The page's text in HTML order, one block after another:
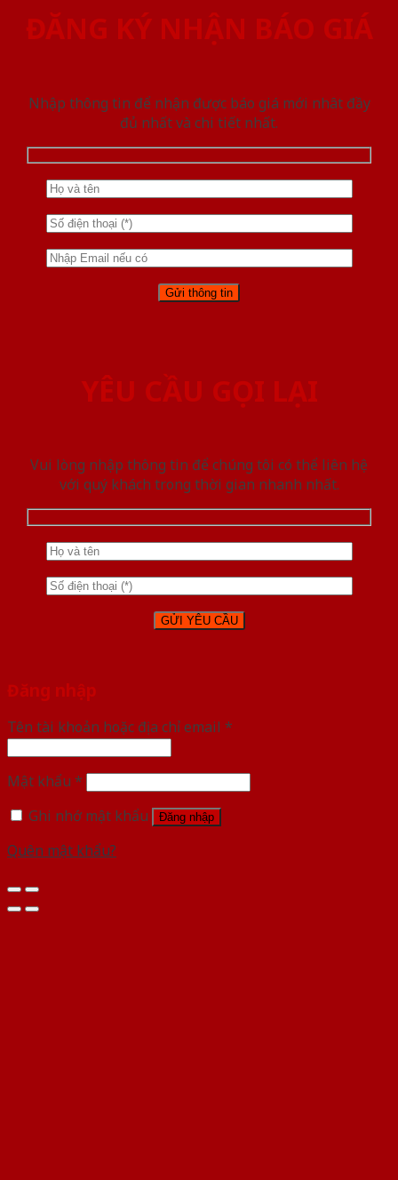
ĐĂNG KÝ NHẬN BÁO GIÁ
Nhập thông tin để nhận được báo giá mới nhât đầy
đủ nhất và chi tiết nhất.
YÊU CẦU GỌI LẠI
Vui lòng nhập thông tin để chúng tôi có thể liên hệ
với quý khách trong thời gian nhanh nhất.
Đăng nhập
Tên tài khoản hoặc địa chỉ email *
Mật khẩu *
Ghi nhớ mật khẩu
Đăng nhập
Quên mật khẩu?